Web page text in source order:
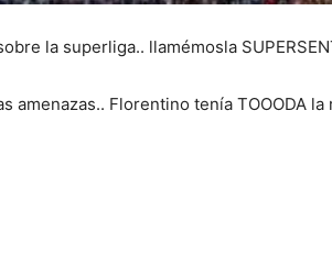
la superliga.. llamémosla
amenazas.. Florentino tenía TOOODA la